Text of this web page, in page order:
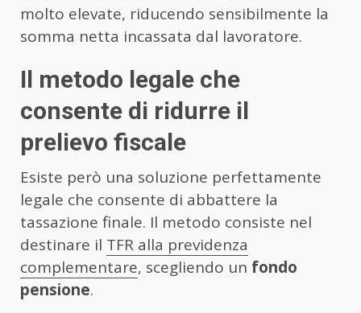
molto elevate, riducendo sensibilmente la
somma netta incassata dal lavoratore.
Il metodo legale che
consente di ridurre il
prelievo fiscale
Esiste però una soluzione perfettamente
legale che consente di abbattere la
tassazione finale. Il metodo consiste nel
destinare il TFR alla previdenza
complementare, scegliendo un fondo
pensione.